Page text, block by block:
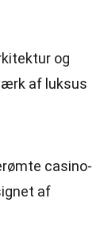
og
af luksus
casino-
af